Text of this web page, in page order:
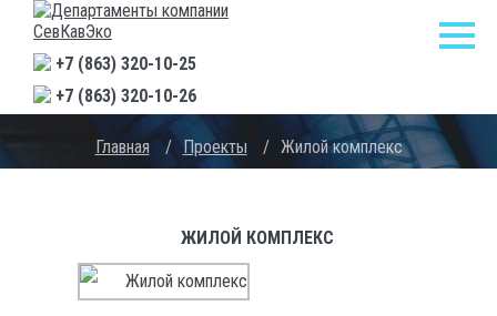
+7 (863) 320-10-25
+7 (863) 320-10-26
Главная / Проекты / Жилой комплекс
ЖИЛОЙ КОМПЛЕКС